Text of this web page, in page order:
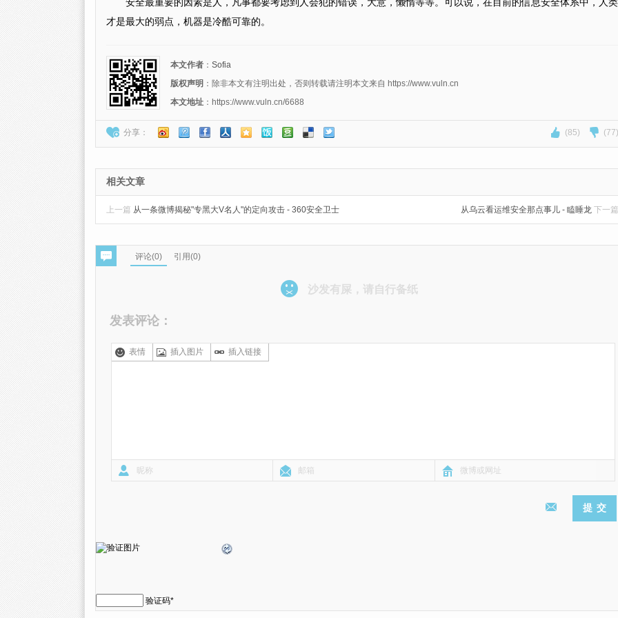
才是最大的弱点，机器是冷酷可靠的。
本文作者 ： Sofia
版权声明 ：除非本文有注明出处，否则转载请注明本文来自 https://www.vuln.cn
本文地址 ：https://www.vuln.cn/6688
分享： (85) (77)
相关文章
上一篇 从一条微博揭秘"专黑大V名人"的定向攻击 - 360安全卫士 从乌云看运维安全那点事儿 - 瞌睡龙 下一篇
评论(0) 引用(0)
沙发有屎，请自行备纸
发表评论：
表情 插入图片 插入链接
验证码*